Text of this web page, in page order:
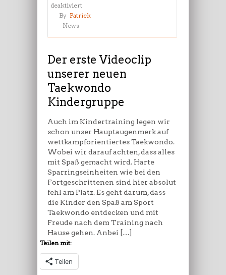
deaktiviertfür
Der
Videoclip
neuen
Taekwondo
Kindergruppe
By Patrick
News
Der erste Videoclip
unserer neuen
Taekwondo
Kindergruppe
Auch im Kindertraining legen wir
schon unser Hauptaugenmerk auf
wettkampforientiertes Taekwondo.
Wobei wir darauf achten, dass alles
mit Spaß gemacht wird. Harte
Sparringseinheiten wie bei den
Fortgeschrittenen sind hier absolut
fehl am Platz. Es geht darum, dass
die Kinder den Spaß am Sport
Taekwondo entdecken und mit
Freude nach dem Training nach
Hause gehen. Anbei […]
Teilen mit:
Teilen